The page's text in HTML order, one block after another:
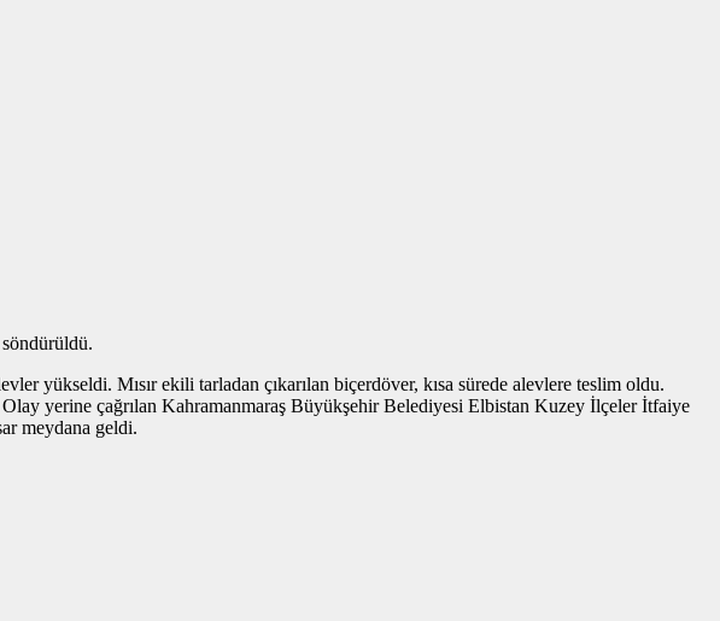
yükseldi. Mısır ekili tarladan çıkarılan biçerdöver, kısa sürede alevlere teslim oldu.
yerine çağrılan Kahramanmaraş Büyükşehir Belediyesi Elbistan Kuzey İlçeler İtfaiye
meydana geldi.